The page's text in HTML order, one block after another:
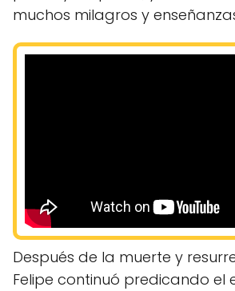
muchos milagros y
Después de la muerte y
Felipe continuó predicando el